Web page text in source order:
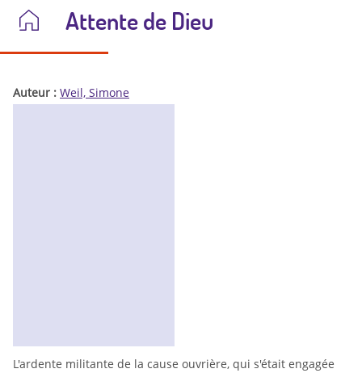
Attente de Dieu
Auteur : Weil, Simone
L'ardente militante de la cause ouvrière, qui s'était engagée